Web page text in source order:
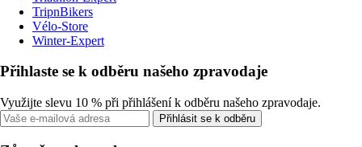
TripnBikers
Vélo-Store
Winter-Expert
Přihlaste se k odběru našeho zpravodaje
Využijte slevu 10 % při přihlášení k odběru našeho zpravodaje.
Přihlásit se k odběru